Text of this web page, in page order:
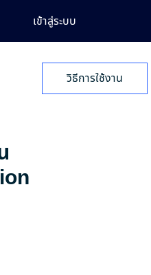
เข้าสู่ระบบ
วิธีการใช้งาน